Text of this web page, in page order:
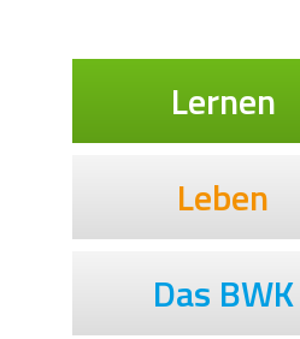
Lernen
Leben
Das BWK